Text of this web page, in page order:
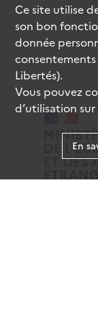
Ce site utilise
son bon
donnée
Libertés).
Vous pouvez
d’utilisation sur
En